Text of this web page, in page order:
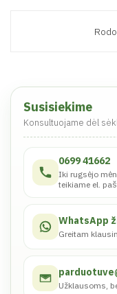
Susisiekime
Konsultuojame dėl
0699 41662
Iki rugsėjo
teikiame el.
WhatsApp
Greitam
Užklausoms,